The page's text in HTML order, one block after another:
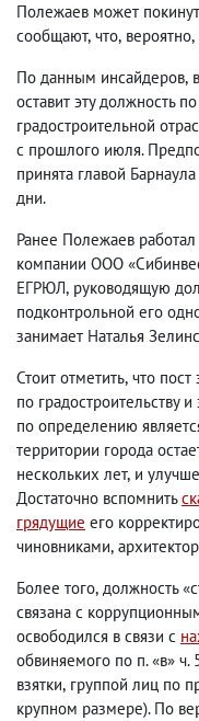
Полежаев может
сообщают, что, вероятно,
По данным инсайдеров,
оставит эту должность
градостроительной
с прошлого июля.
принята главой
дни.
Ранее Полежаев
компании ООО
ЕГРЮЛ, руководящую
подконтрольной его
занимает Наталья
Стоит отметить, что пост
по градостроительству
по определению
территории города
нескольких лет, и
Достаточно вспомнить
грядущие его
чиновниками,
Более того, должность
связана с
освободился в связи с
обвиняемого по п. «в» ч.
взятки, группой лиц по
крупном размере). По